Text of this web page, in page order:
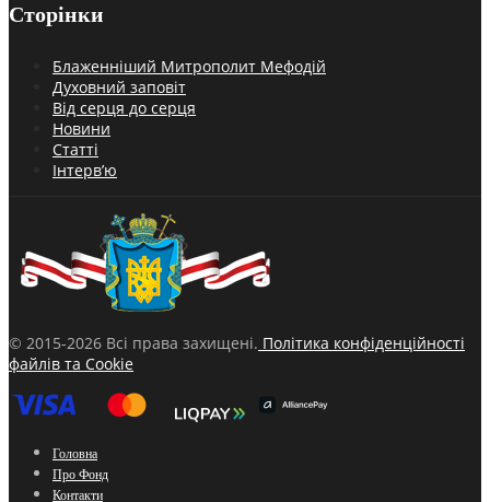
Сторінки
Блаженніший Митрополит Мефодій
Духовний заповіт
Від серця до серця
Новини
Статті
Інтерв’ю
© 2015-2026 Всі права захищені. Політика конфіденційності
файлів та Cookie
Головна
Про Фонд
Контакти